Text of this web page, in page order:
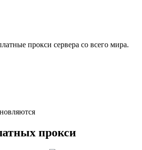
прокси сервера со всего мира.
прокси